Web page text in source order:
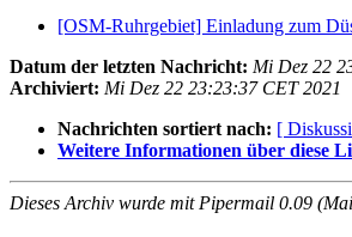
[OSM-Ruhrgebiet] Einladung zum
Datum der letzten Nachricht: Mi Dez 22
Archiviert: Mi Dez 22 23:23:37 CET 2021
Nachrichten sortiert nach: [
Weitere Informationen über diese
Dieses Archiv wurde mit Pipermail 0.09